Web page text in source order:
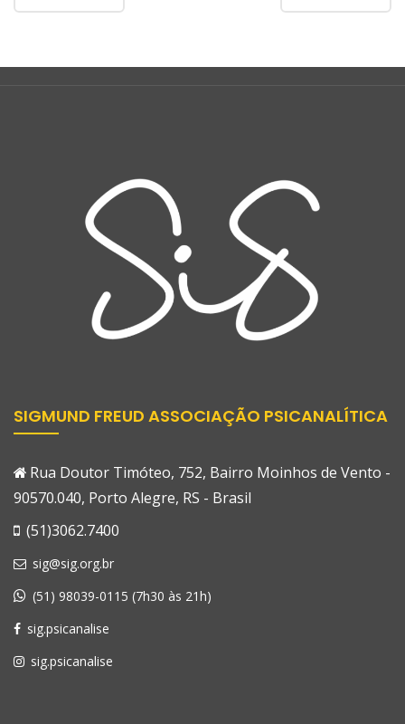
SIGMUND FREUD ASSOCIAÇÃO PSICANALÍTICA
Rua Doutor Timóteo, 752, Bairro Moinhos de Vento -
90570.040, Porto Alegre, RS - Brasil
(51)3062.7400
sig@sig.org.br
(51) 98039-0115 (7h30 às 21h)
sig.psicanalise
sig.psicanalise